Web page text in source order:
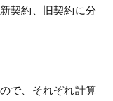
契約、旧契約に分
で、それぞれ計算